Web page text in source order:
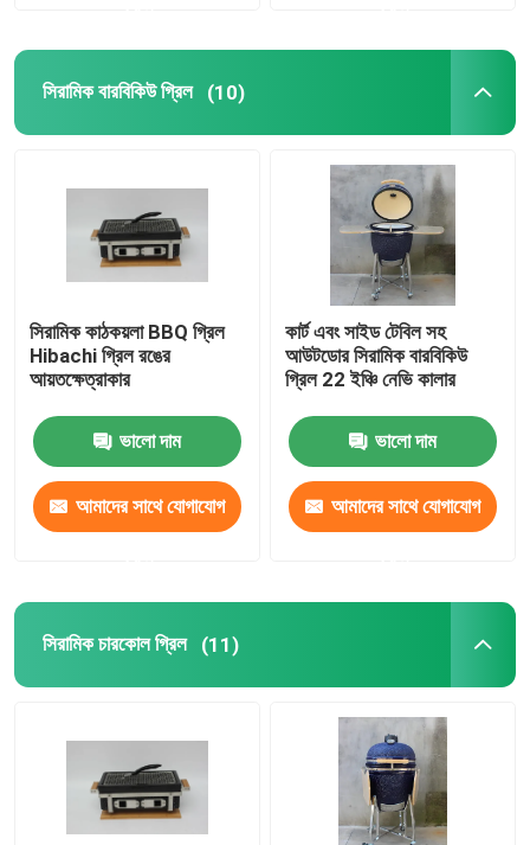
বাড়ি
আমাদের সম্পর্কে
সিরামিক বারবিকিউ গ্রিল (10)
সিরামিক কাঠকয়লা BBQ গ্রিল
Hibachi গ্রিল রঙের
আয়তক্ষেত্রাকার
ভালো দাম
আমাদের সাথে যোগাযোগ
কার্ট এবং সাইড টেবিল সহ
আউটডোর সিরামিক বারবিকিউ
গ্রিল 22 ইঞ্চি নেভি কালার
ভালো দাম
আমাদের সাথে যোগাযোগ
সিরামিক চারকোল গ্রিল (11)